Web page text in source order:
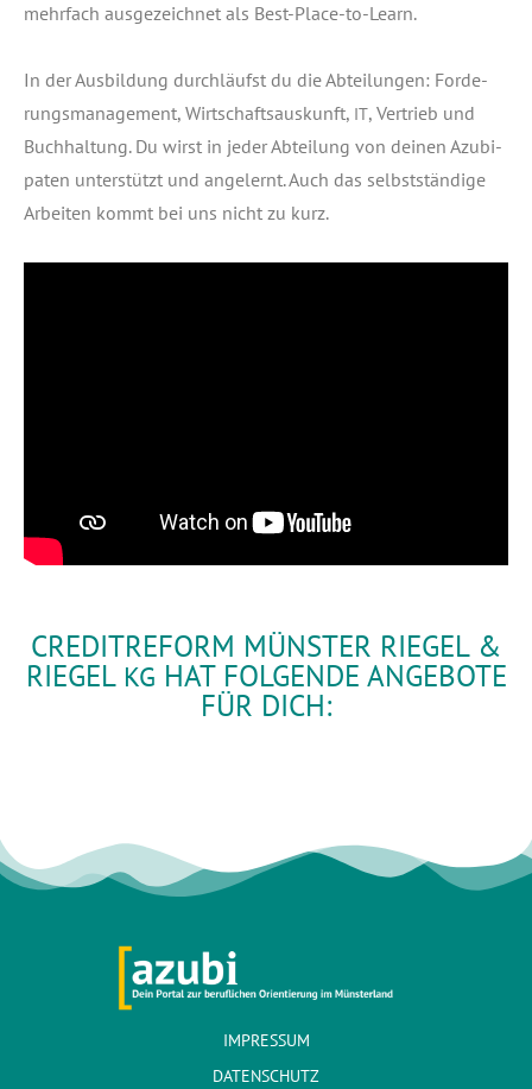
mehr­fach aus­ge­zeich­net als Best-Place-to-Learn.
In der Aus­bil­dung durch­läufst du die Abtei­lun­gen: For­de­
rungs­ma­nage­ment, Wirt­schafts­aus­kunft, IT, Ver­trieb und
Buch­hal­tung. Du wirst in jeder Abtei­lung von dei­nen Azu­bi­
pa­ten unter­stützt und ange­lernt. Auch das selbst­stän­di­ge
Arbei­ten kommt bei uns nicht zu kurz.
CREDITREFORM MÜNSTER RIEGEL &
RIEGEL KG HAT FOLGENDE ANGEBOTE
FÜR DICH:
IMPRESSUM
DATENSCHUTZ